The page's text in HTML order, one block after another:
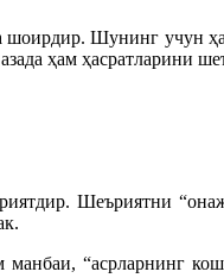
шоирдир. Шунинг учун
ҳам ҳасратларини
Шеъриятни
“асрларнинг